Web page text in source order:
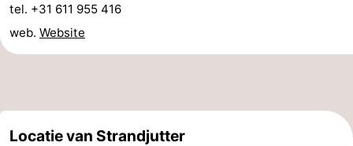
tel. +31 611 955 416
web. Website
Locatie van Strandjutter